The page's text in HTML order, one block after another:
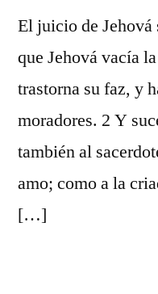
El juicio de Jehová
que Jehová vacía
trastorna su faz, y
moradores. 2 Y
también al
amo; como a la
[…]